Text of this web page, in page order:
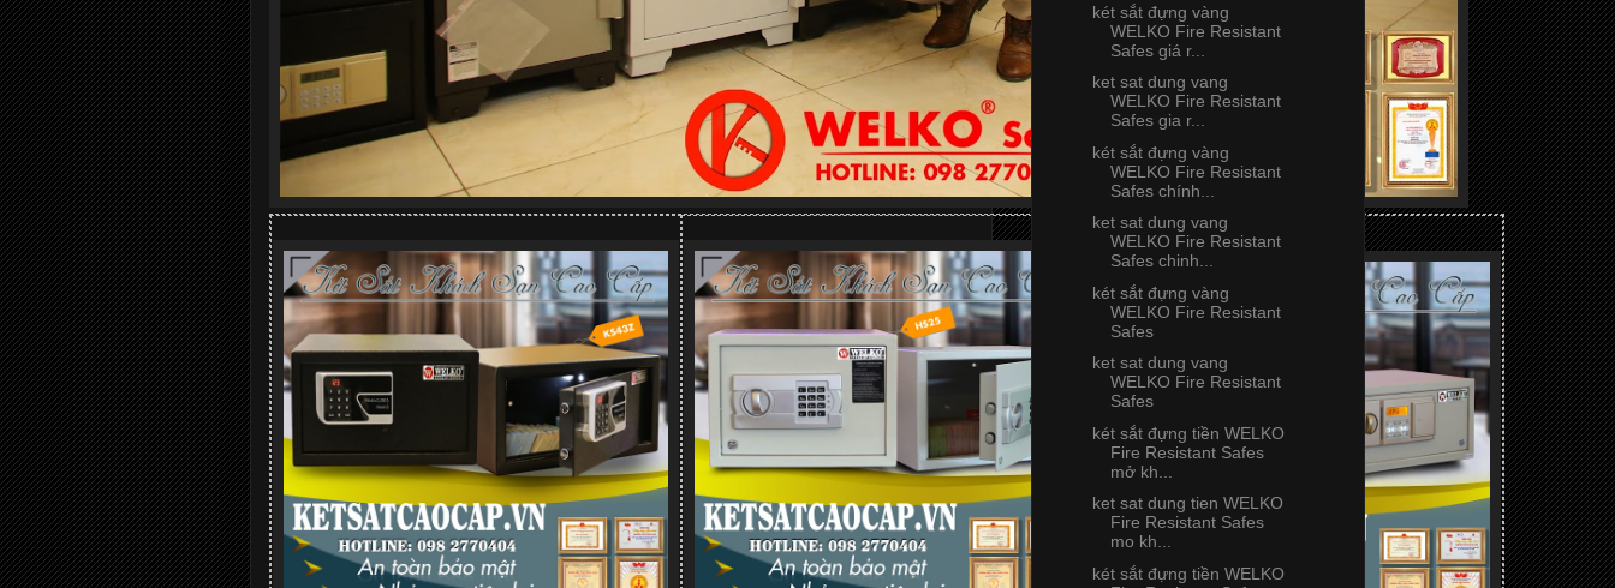
két sắt đựng vàng
WELKO Fire Resistant
Safes giá r...
ket sat dung vang
WELKO Fire Resistant
Safes gia r...
két sắt đựng vàng
WELKO Fire Resistant
Safes chính...
ket sat dung vang
WELKO Fire Resistant
Safes chinh...
két sắt đựng vàng
WELKO Fire Resistant
Safes
ket sat dung vang
WELKO Fire Resistant
Safes
két sắt đựng tiền WELKO
Fire Resistant Safes
mở kh...
ket sat dung tien WELKO
Fire Resistant Safes
mo kh...
két sắt đựng tiền WELKO